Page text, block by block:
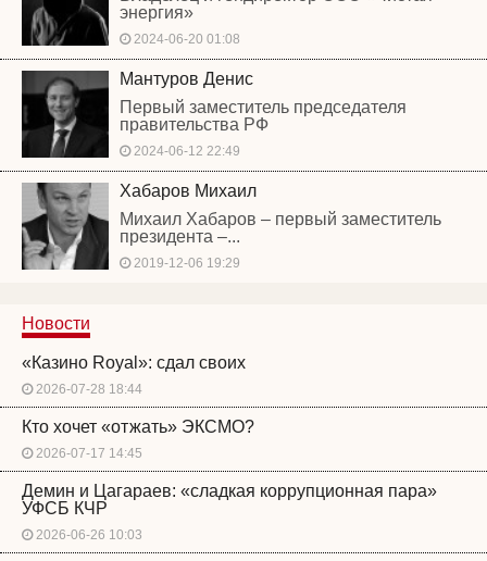
энергия»
2024-06-20 01:08
Мантуров Денис
Первый заместитель председателя
правительства РФ
2024-06-12 22:49
Хабаров Михаил
Михаил Хабаров – первый заместитель
президента –...
2019-12-06 19:29
Новости
«Казино Royal»: сдал своих
2026-07-28 18:44
Кто хочет «отжать» ЭКСМО?
2026-07-17 14:45
Демин и Цагараев: «сладкая коррупционная пара»
УФСБ КЧР
2026-06-26 10:03